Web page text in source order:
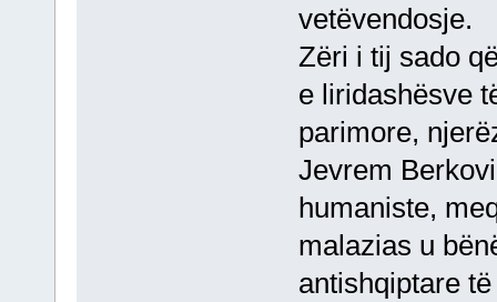
vetëvendosje.
Zëri i tij sado
e liridashësve
parimore,
Jevrem
humaniste,
malazias u
antishqiptare